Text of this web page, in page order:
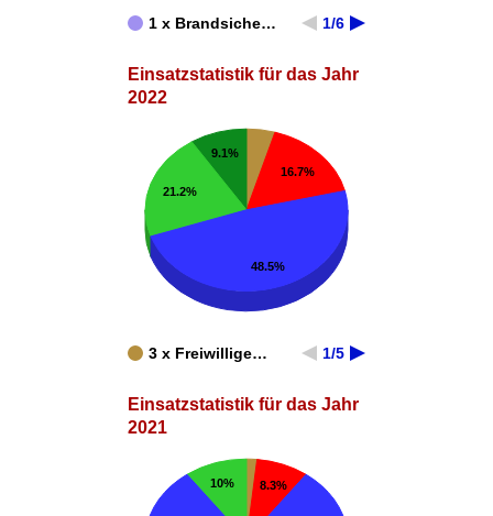
1 x Brandsiche… 1/6
Einsatzstatistik für das Jahr
2022
3 x Freiwillige… 1/5
16.7%
9.1%
21.2%
48.5%
Einsatzstatistik für das Jahr
2021
8.3%
10%